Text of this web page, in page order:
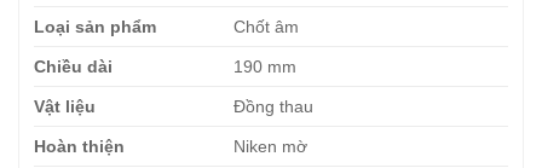
Loại sản phẩm
Chốt âm
Chiều dài 190 mm
Vật liệu Đồng thau
Hoàn thiện Niken mờ